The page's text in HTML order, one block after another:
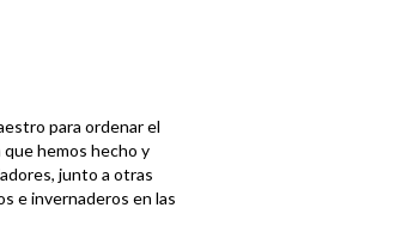
para ordenar el
que hemos hecho y
junto a otras
e invernaderos en las